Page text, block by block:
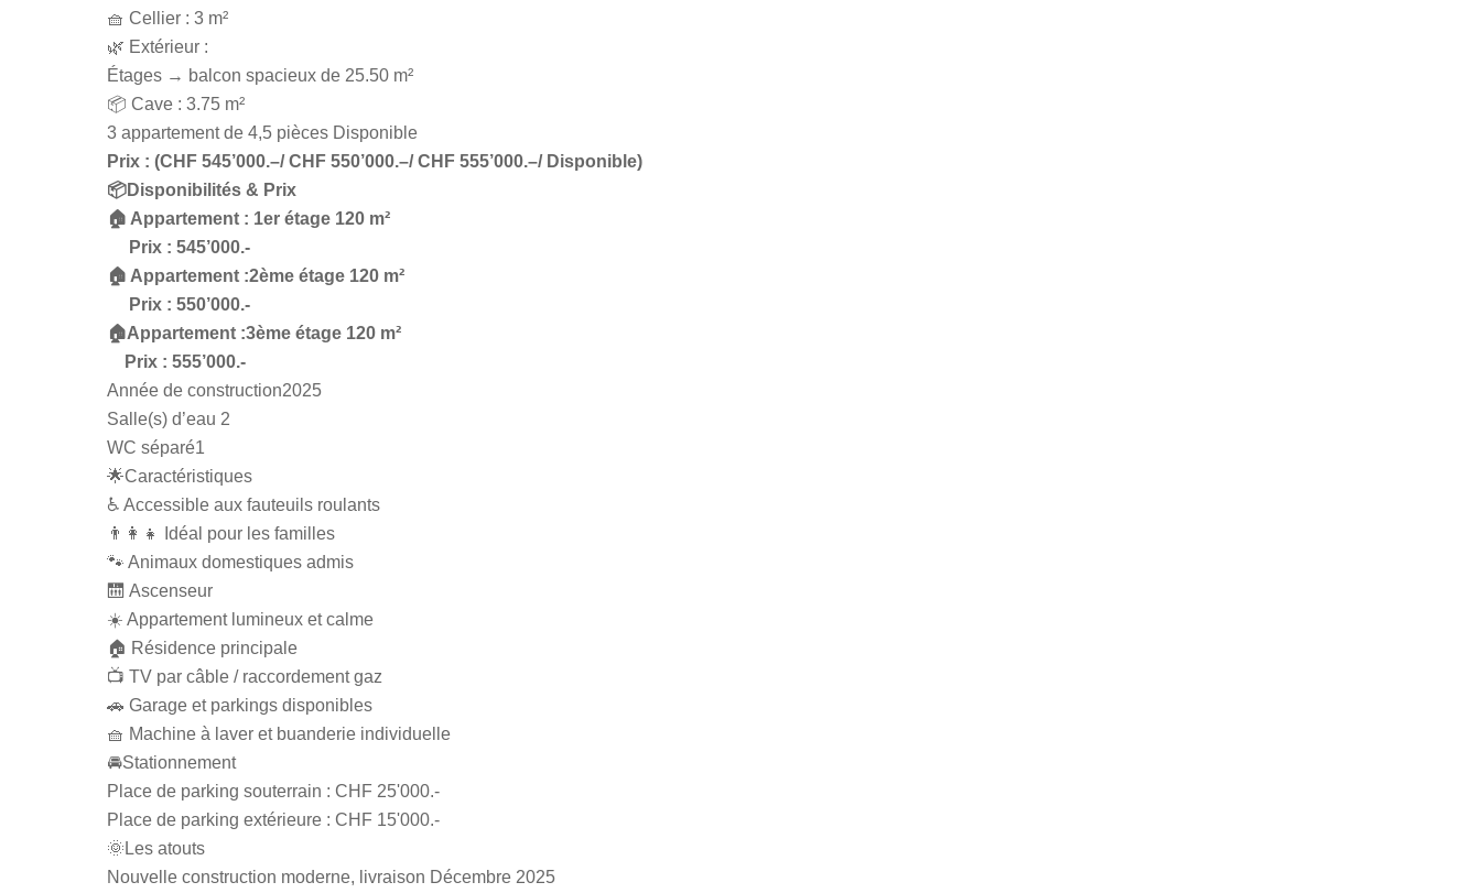
🧺 Cellier : 3 m²
🌿 Extérieur :
Étages → balcon spacieux de 25.50 m²
📦 Cave : 3.75 m²
3 appartement de 4,5 pièces Disponible
Prix : (CHF 545’000.–/ CHF 550’000.–/ CHF 555’000.–/ Disponible)
📦Disponibilités & Prix
🏠 Appartement : 1er étage 120 m²
Prix : 545’000.-
🏠 Appartement :2ème étage 120 m²
Prix : 550’000.-
🏠Appartement :3ème étage 120 m²
Prix : 555’000.-
Année de construction2025
Salle(s) d’eau 2
WC séparé1
🌟Caractéristiques
♿ Accessible aux fauteuils roulants
👨‍👩‍👧 Idéal pour les familles
🐾 Animaux domestiques admis
🛗 Ascenseur
☀️ Appartement lumineux et calme
🏠 Résidence principale
📺 TV par câble / raccordement gaz
🚗 Garage et parkings disponibles
🧺 Machine à laver et buanderie individuelle
🚘Stationnement
Place de parking souterrain : CHF 25'000.-
Place de parking extérieure : CHF 15'000.-
🌞Les atouts
Nouvelle construction moderne, livraison Décembre 2025